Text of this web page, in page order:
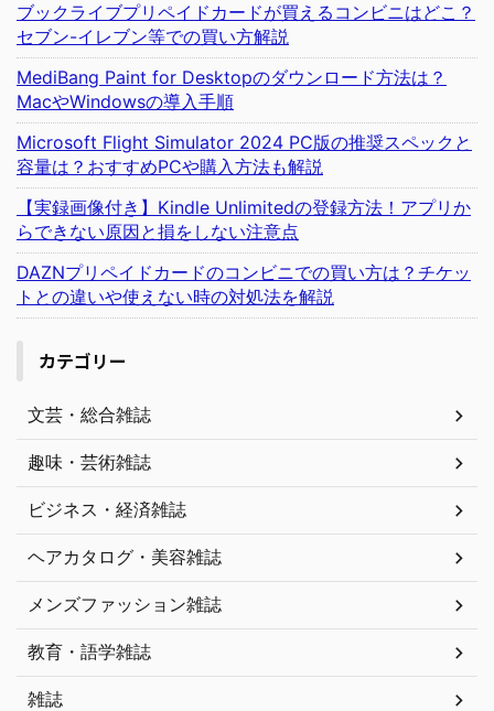
ブックライブプリペイドカードが買えるコンビニはどこ？
セブン-イレブン等での買い方解説
MediBang Paint for Desktopのダウンロード方法は？
MacやWindowsの導入手順
Microsoft Flight Simulator 2024 PC版の推奨スペックと
容量は？おすすめPCや購入方法も解説
【実録画像付き】Kindle Unlimitedの登録方法！アプリか
らできない原因と損をしない注意点
DAZNプリペイドカードのコンビニでの買い方は？チケッ
トとの違いや使えない時の対処法を解説
カテゴリー
文芸・総合雑誌
趣味・芸術雑誌
ビジネス・経済雑誌
ヘアカタログ・美容雑誌
メンズファッション雑誌
教育・語学雑誌
雑誌